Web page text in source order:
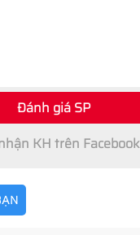
Đánh giá SP
KH trên Facebook